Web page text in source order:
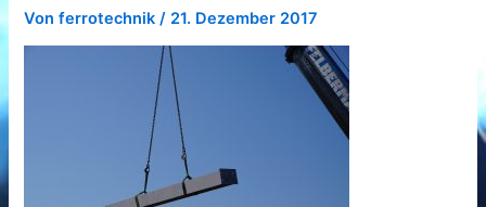
Vonferrotechnik / 21. Dezember 2017